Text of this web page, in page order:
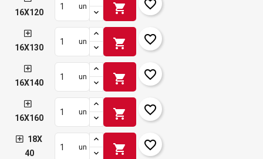
16X120
un shopping_cart favorite_border
16X130
un shopping_cart favorite_border
16X140
un shopping_cart favorite_border
16X160
un shopping_cart favorite_border
18X
40
un shopping_cart favorite_border